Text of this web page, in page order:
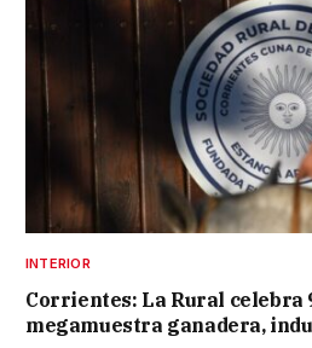
INTERIOR
Corrientes: La Rural celebra
megamuestra ganadera,